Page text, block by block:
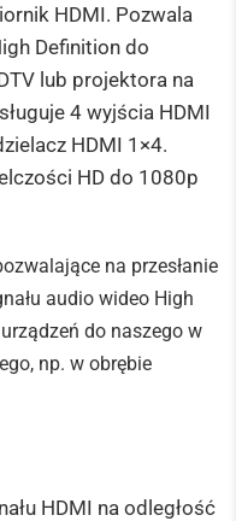
HDMI. Pozwala
Definition do
lub projektora na
4 wyjścia HDMI
HDMI 1×4.
HD do 1080p
na przesłanie
audio wideo High
do naszego w
np. w obrębie
HDMI na odległość